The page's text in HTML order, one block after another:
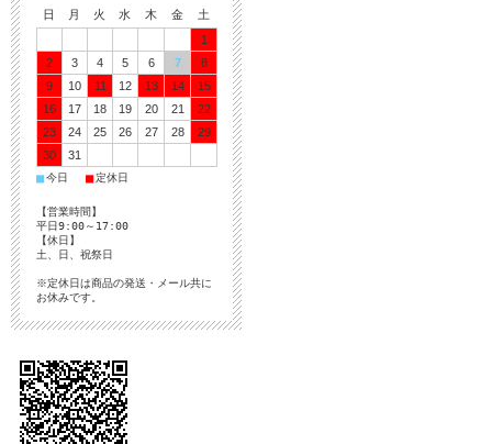
日 月 火 水 木 金
土
1
2
3 4 5 6 7
8
9
10 11 12 13 14
15
16
17 18 19 20 21
22
23
24 25 26 27 28
29
30
31
■今日 ■定休日
【営業時間】
平日9:00～17:00
【休日】
土、日、祝祭日
※定休日は商品の発送・メール共に
お休みです。